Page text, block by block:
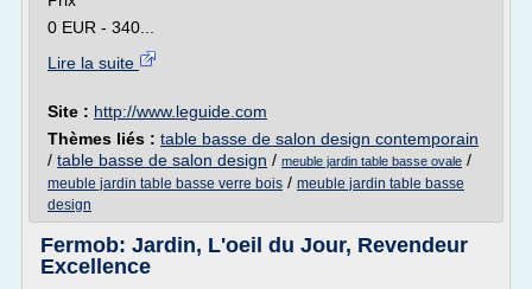
0 EUR - 340...
Lire la suite
Site : http://www.leguide.com
Thèmes liés : table basse de salon design contemporain
/ table basse de salon design / meuble jardin table basse ovale /
meuble jardin table basse verre bois / meuble jardin table basse
design
Fermob: Jardin, L'oeil du Jour, Revendeur
Excellence